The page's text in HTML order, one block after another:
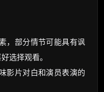
，部分情节可能具有讽
选择观看。
影片对白和演员表演的